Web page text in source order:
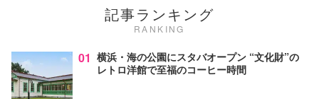
記事ランキング
RANKING
01 横浜・海の公園にスタバオープン “文化財”の
レトロ洋館で至福のコーヒー時間